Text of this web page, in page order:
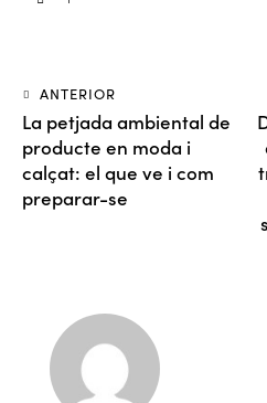
ANTERIOR
La petjada ambiental de
producte en moda i
calçat: el que ve i com
preparar-se